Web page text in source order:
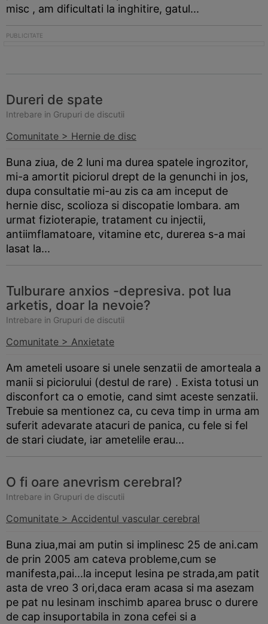
misc , am dificultati la inghitire, gatul...
Dureri de spate
Intrebare in Grupuri de discutii
Comunitate > Hernie de disc
Buna ziua, de 2 luni ma durea spatele ingrozitor,
mi-a amortit piciorul drept de la genunchi in jos,
dupa consultatie mi-au zis ca am inceput de
hernie disc, scolioza si discopatie lombara. am
urmat fizioterapie, tratament cu injectii,
antiimflamatoare, vitamine etc, durerea s-a mai
lasat la...
Tulburare anxios -depresiva. pot lua
arketis, doar la nevoie?
Intrebare in Grupuri de discutii
Comunitate > Anxietate
Am ameteli usoare si unele senzatii de amorteala a
manii si piciorului (destul de rare) . Exista totusi un
disconfort ca o emotie, cand simt aceste senzatii.
Trebuie sa mentionez ca, cu ceva timp in urma am
suferit adevarate atacuri de panica, cu fele si fel
de stari ciudate, iar ametelile erau...
O fi oare anevrism cerebral?
Intrebare in Grupuri de discutii
Comunitate > Accidentul vascular cerebral
Buna ziua,mai am putin si implinesc 25 de ani.cam
de prin 2005 am cateva probleme,cum se
manifesta,pai...la inceput lesina pe strada,am patit
asta de vreo 3 ori,daca eram acasa si ma asezam
pe pat nu lesinam inschimb aparea brusc o durere
de cap insuportabila in zona cefei si a